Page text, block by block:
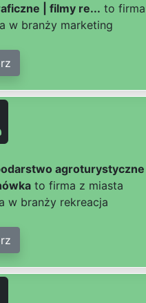
| filmy re... to firma
w branży marketing
agroturystyczne
to firma z miasta
w branży rekreacja